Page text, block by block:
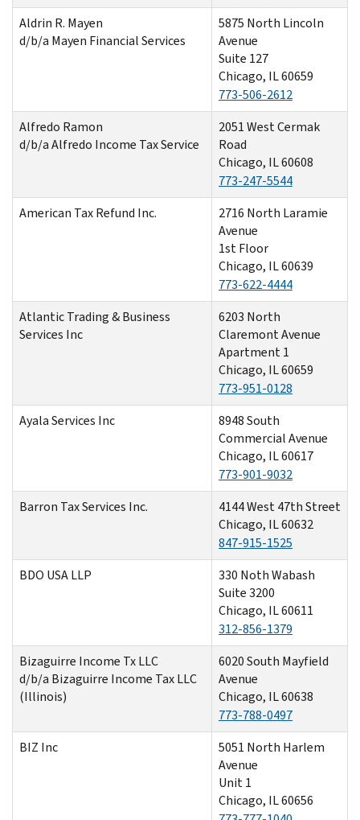
Aldrin R. Mayen
d/b/a Mayen Financial Services
5875 North Lincoln
Avenue
Suite 127
Chicago, IL 60659
773-506-2612
Alfredo Ramon
d/b/a Alfredo Income Tax Service
2051 West Cermak
Road
Chicago, IL 60608
773-247-5544
American Tax Refund Inc.
2716 North Laramie
Avenue
1st Floor
Chicago, IL 60639
773-622-4444
Atlantic Trading & Business
Services Inc
6203 North
Claremont Avenue
Apartment 1
Chicago, IL 60659
773-951-0128
Ayala Services Inc
8948 South
Commercial Avenue
Chicago, IL 60617
773-901-9032
Barron Tax Services Inc.
4144 West 47th Street
Chicago, IL 60632
847-915-1525
BDO USA LLP
330 Noth Wabash
Suite 3200
Chicago, IL 60611
312-856-1379
Bizaguirre Income Tx LLC
d/b/a Bizaguirre Income Tax LLC
(Illinois)
6020 South Mayfield
Avenue
Chicago, IL 60638
773-788-0497
BIZ Inc
5051 North Harlem
Avenue
Unit 1
Chicago, IL 60656